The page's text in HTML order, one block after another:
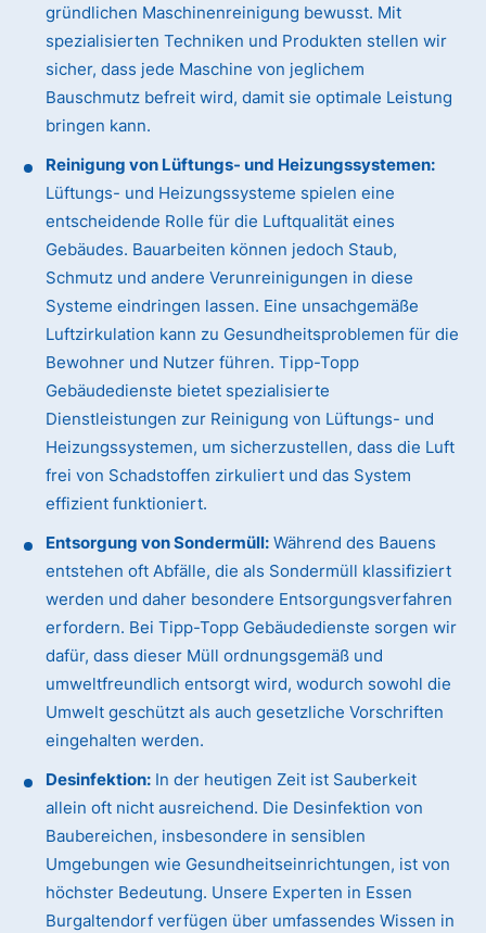
gründlichen Maschinenreinigung bewusst. Mit
spezialisierten Techniken und Produkten stellen wir
sicher, dass jede Maschine von jeglichem
Bauschmutz befreit wird, damit sie optimale Leistung
bringen kann.
Reinigung von Lüftungs- und Heizungssystemen:
Lüftungs- und Heizungssysteme spielen eine
entscheidende Rolle für die Luftqualität eines
Gebäudes. Bauarbeiten können jedoch Staub,
Schmutz und andere Verunreinigungen in diese
Systeme eindringen lassen. Eine unsachgemäße
Luftzirkulation kann zu Gesundheitsproblemen für die
Bewohner und Nutzer führen. Tipp-Topp
Gebäudedienste bietet spezialisierte
Dienstleistungen zur Reinigung von Lüftungs- und
Heizungssystemen, um sicherzustellen, dass die Luft
frei von Schadstoffen zirkuliert und das System
effizient funktioniert.
Entsorgung von Sondermüll: Während des Bauens
entstehen oft Abfälle, die als Sondermüll klassifiziert
werden und daher besondere Entsorgungsverfahren
erfordern. Bei Tipp-Topp Gebäudedienste sorgen wir
dafür, dass dieser Müll ordnungsgemäß und
umweltfreundlich entsorgt wird, wodurch sowohl die
Umwelt geschützt als auch gesetzliche Vorschriften
eingehalten werden.
Desinfektion: In der heutigen Zeit ist Sauberkeit
allein oft nicht ausreichend. Die Desinfektion von
Baubereichen, insbesondere in sensiblen
Umgebungen wie Gesundheitseinrichtungen, ist von
höchster Bedeutung. Unsere Experten in Essen
Burgaltendorf verfügen über umfassendes Wissen in